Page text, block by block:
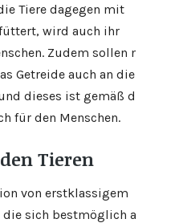
Tiere dagegen mit
wird auch ihr
Zudem sollen mit
Getreide auch an die
dieses ist gemäß der
für den Menschen.
Tieren
von erstklassigem
sich bestmöglich am